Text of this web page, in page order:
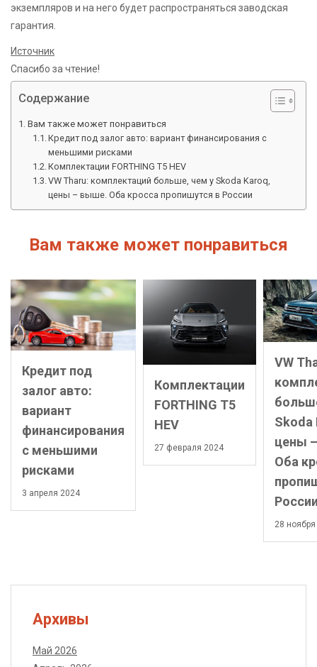
экземпляров и на него будет распространяться заводская
гарантия.
Источник
Спасибо за чтение!
Содержание
Вам также может понравиться
Кредит под залог авто: вариант финансирования с
меньшими рисками
Комплектации FORTHING T5 HEV
VW Tharu: комплектаций больше, чем у Skoda Karoq,
цены – выше. Оба кросса пропишутся в России
Вам также может понравиться
Кредит под
залог авто:
вариант
финансирования
с меньшими
рисками
3 апреля 2024
Комплектации
FORTHING T5
HEV
27 февраля 2024
VW
Skoda
цены
Оба
28
Архивы
Май 2026